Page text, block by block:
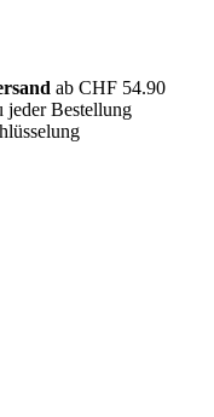
ab CHF 54.90
jeder Bestellung